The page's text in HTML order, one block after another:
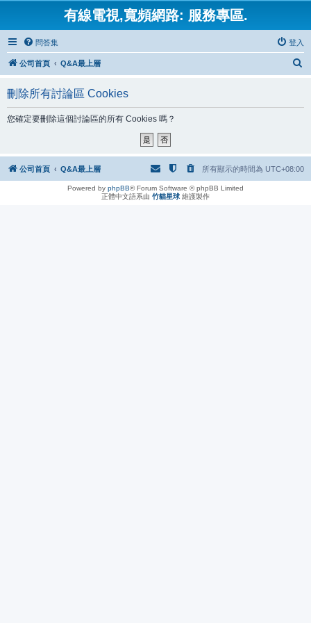
有線電視,寬頻網路: 服務專區.
問答集 登入
公司首頁 Q&A最上層
刪除所有討論區 Cookies
您確定要刪除這個討論區的所有 Cookies 嗎？
公司首頁 Q&A最上層 所有顯示的時間為 UTC+08:00
Powered by phpBB® Forum Software © phpBB Limited
正體中文語系由 竹貓星球 維護製作